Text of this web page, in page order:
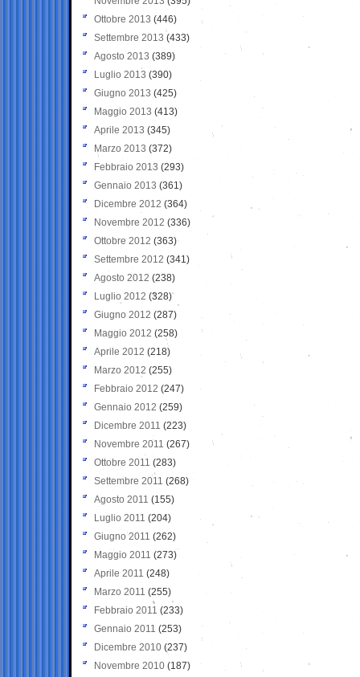
Ottobre 2013 (446)
Settembre 2013 (433)
Agosto 2013 (389)
Luglio 2013 (390)
Giugno 2013 (425)
Maggio 2013 (413)
Aprile 2013 (345)
Marzo 2013 (372)
Febbraio 2013 (293)
Gennaio 2013 (361)
Dicembre 2012 (364)
Novembre 2012 (336)
Ottobre 2012 (363)
Settembre 2012 (341)
Agosto 2012 (238)
Luglio 2012 (328)
Giugno 2012 (287)
Maggio 2012 (258)
Aprile 2012 (218)
Marzo 2012 (255)
Febbraio 2012 (247)
Gennaio 2012 (259)
Dicembre 2011 (223)
Novembre 2011 (267)
Ottobre 2011 (283)
Settembre 2011 (268)
Agosto 2011 (155)
Luglio 2011 (204)
Giugno 2011 (262)
Maggio 2011 (273)
Aprile 2011 (248)
Marzo 2011 (255)
Febbraio 2011 (233)
Gennaio 2011 (253)
Dicembre 2010 (237)
Novembre 2010 (187)